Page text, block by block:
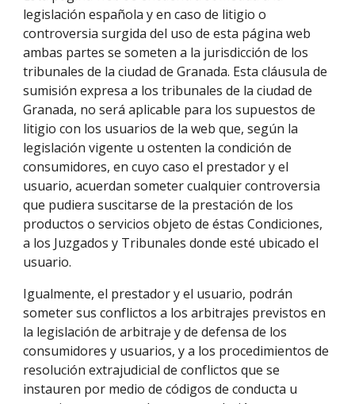
legislación española y en caso de litigio o
controversia surgida del uso de esta página web
ambas partes se someten a la jurisdicción de los
tribunales de la ciudad de Granada. Esta cláusula de
sumisión expresa a los tribunales de la ciudad de
Granada, no será aplicable para los supuestos de
litigio con los usuarios de la web que, según la
legislación vigente u ostenten la condición de
consumidores, en cuyo caso el prestador y el
usuario, acuerdan someter cualquier controversia
que pudiera suscitarse de la prestación de los
productos o servicios objeto de éstas Condiciones,
a los Juzgados y Tribunales donde esté ubicado el
usuario.
Igualmente, el prestador y el usuario, podrán
someter sus conflictos a los arbitrajes previstos en
la legislación de arbitraje y de defensa de los
consumidores y usuarios, y a los procedimientos de
resolución extrajudicial de conflictos que se
instauren por medio de códigos de conducta u